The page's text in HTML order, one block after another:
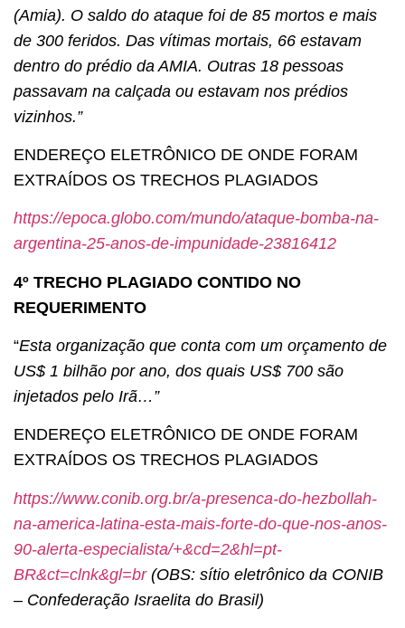
(Amia). O saldo do ataque foi de 85 mortos e mais
de 300 feridos. Das vítimas mortais, 66 estavam
dentro do prédio da AMIA. Outras 18 pessoas
passavam na calçada ou estavam nos prédios
vizinhos.”
ENDEREÇO ELETRÔNICO DE ONDE FORAM
EXTRAÍDOS OS TRECHOS PLAGIADOS
https://epoca.globo.com/mundo/ataque-bomba-na-
argentina-25-anos-de-impunidade-23816412
4º TRECHO PLAGIADO CONTIDO NO
REQUERIMENTO
“Esta organização que conta com um orçamento de
US$ 1 bilhão por ano, dos quais US$ 700 são
injetados pelo Irã…”
ENDEREÇO ELETRÔNICO DE ONDE FORAM
EXTRAÍDOS OS TRECHOS PLAGIADOS
https://www.conib.org.br/a-presenca-do-hezbollah-
na-america-latina-esta-mais-forte-do-que-nos-anos-
90-alerta-especialista/+&cd=2&hl=pt-
BR&ct=clnk&gl=br(OBS: sítio eletrônico da CONIB
– Confederação Israelita do Brasil)